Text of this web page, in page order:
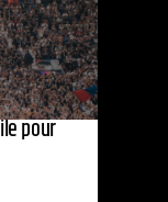
pour